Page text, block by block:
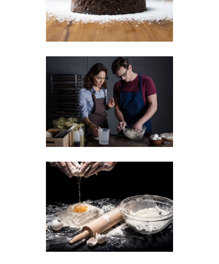
Chocolate Cake
Baking Breakfast Cookies
New Recipes
Breakfast Sweets
Secret Recipes
Breakfast Wheat